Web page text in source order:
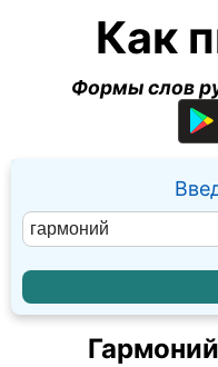
Как
Формы слов